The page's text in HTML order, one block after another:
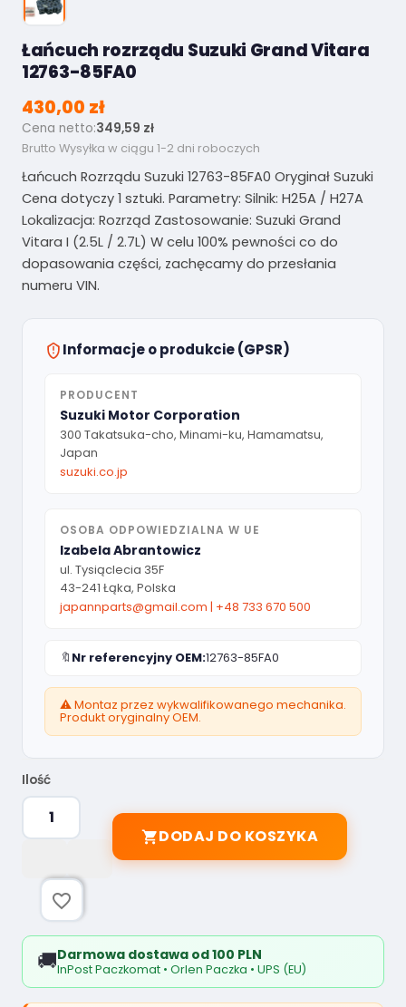
Łańcuch rozrządu Suzuki Grand Vitara
12763-85FA0
430,00 zł
Cena netto:349,59 zł
Brutto Wysyłka w ciągu 1-2 dni roboczych
Łańcuch Rozrządu Suzuki 12763-85FA0 Oryginał Suzuki
Cena dotyczy 1 sztuki. Parametry: Silnik: H25A / H27A
Lokalizacja: Rozrząd Zastosowanie: Suzuki Grand
Vitara I (2.5L / 2.7L) W celu 100% pewności co do
dopasowania części, zachęcamy do przesłania
numeru VIN.
Informacje o produkcie (GPSR)
PRODUCENT
Suzuki Motor Corporation
300 Takatsuka-cho, Minami-ku, Hamamatsu,
Japan
suzuki.co.jp
OSOBA ODPOWIEDZIALNA W UE
Izabela Abrantowicz
ul. Tysiąclecia 35F
43-241 Łąka, Polska
japannparts@gmail.com | +48 733 670 500
🔖 Nr referencyjny OEM:12763-85FA0
⚠️ Montaz przez wykwalifikowanego mechanika.
Produkt oryginalny OEM.
Ilość
DODAJ DO KOSZYKA
favorite_border
🚚Darmowa dostawa od 100 PLN
InPost Paczkomat • Orlen Paczka • UPS (EU)